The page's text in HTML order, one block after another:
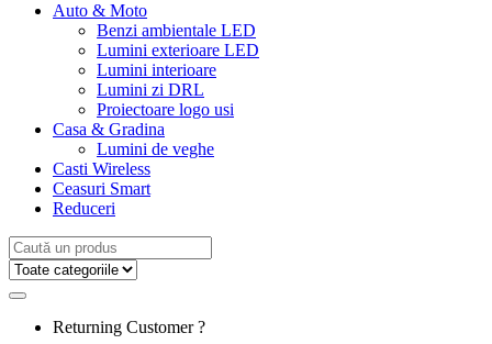
Auto & Moto
Benzi ambientale LED
Lumini exterioare LED
Lumini interioare
Lumini zi DRL
Proiectoare logo usi
Casa & Gradina
Lumini de veghe
Casti Wireless
Ceasuri Smart
Reduceri
Search
for:
Returning Customer ?